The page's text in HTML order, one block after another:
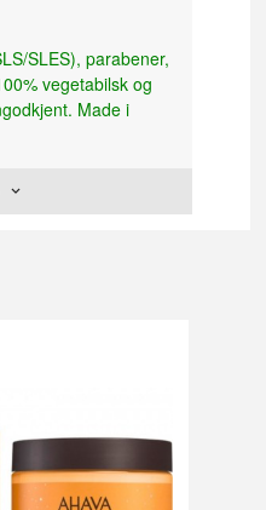
SLES), parabener,
vegetabilsk og
Made i